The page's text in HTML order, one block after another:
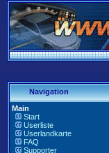
Navigation
Main
Start
Userliste
Userlandkarte
FAQ
Supporter